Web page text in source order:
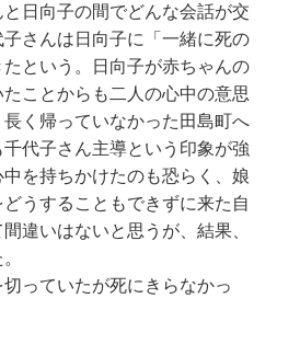
日向子の間でどんな会話が交
さんは日向子に「一緒に死の
という。日向子が赤ちゃんの
ことからも二人の心中の意思
く帰っていなかった田島町へ
代子さん主導という印象が強
を持ちかけたのも恐らく、娘
うすることもできずに来た自
違いはないと思うが、結果、
っていたが死にきらなかっ